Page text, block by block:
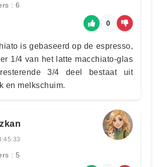
: 6
0
is gebaseerd op de espresso,
1/4 van het latte macchiato-glas
3/4 deel bestaat uit
en melkschuim.
: 5